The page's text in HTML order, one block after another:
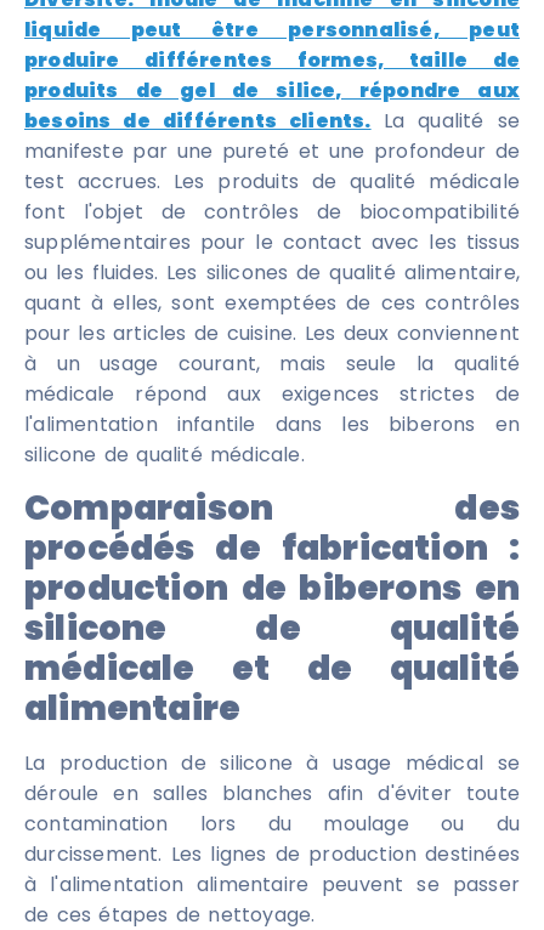
liquide peut être personnalisé, peut
produire différentes formes, taille de
produits de gel de silice, répondre aux
besoins de différents clients. La qualité se
manifeste par une pureté et une profondeur de
test accrues. Les produits de qualité médicale
font l'objet de contrôles de biocompatibilité
supplémentaires pour le contact avec les tissus
ou les fluides. Les silicones de qualité alimentaire,
quant à elles, sont exemptées de ces contrôles
pour les articles de cuisine. Les deux conviennent
à un usage courant, mais seule la qualité
médicale répond aux exigences strictes de
l'alimentation infantile dans les biberons en
silicone de qualité médicale.
Comparaison des
procédés de fabrication :
production de biberons en
silicone de qualité
médicale et de qualité
alimentaire
La production de silicone à usage médical se
déroule en salles blanches afin d'éviter toute
contamination lors du moulage ou du
durcissement. Les lignes de production destinées
à l'alimentation alimentaire peuvent se passer
de ces étapes de nettoyage.